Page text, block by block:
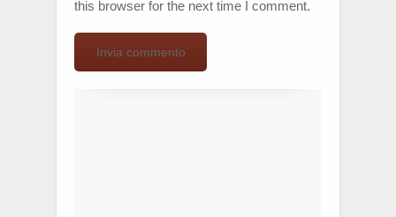
this browser for the next time I comment.